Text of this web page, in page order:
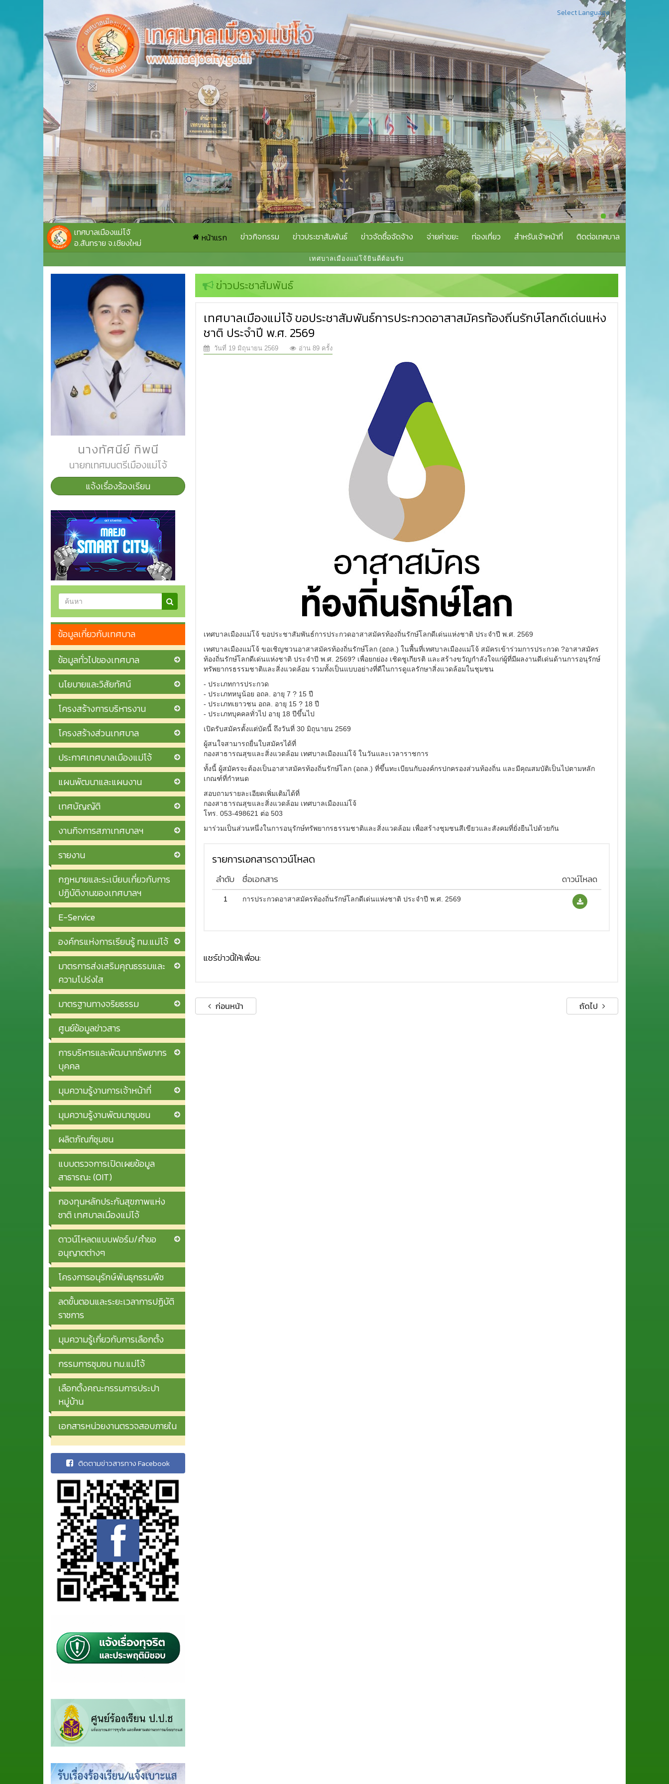
เทศบาลเมืองแม่โจ้
อ.สันทราย จ.เชียงใหม่
หน้าแรก ข่าวกิจกรรม ข่าวประชาสัมพันธ์ ข่าวจัดซื้อจัดจ้าง จ่ายค่าขยะ ท่องเที่ยว สำหรับเจ้าหน้าที่ ติดต่อเทศบาล
เทศบาลเมืองแม่โจ้ยินดีต้อนรับ
Select Language▼
นางทัศนีย์ ทิพนี
นายกเทศมนตรีเมืองแม่โจ้
แจ้งเรื่องร้องเรียน
ข้อมูลเกี่ยวกับเทศบาล
ข้อมูลทั่วไปของเทศบาล
นโยบายและวิสัยทัศน์
โครงสร้างการบริหารงาน
โครงสร้างส่วนเทศบาล
ประกาศเทศบาลเมืองแม่โจ้
แผนพัฒนาและแผนงาน
เทศบัญญัติ
งานกิจการสภาเทศบาลฯ
รายงาน
กฎหมายและระเบียบเกี่ยวกับการ
ปฏิบัติงานของเทศบาลฯ
E-Service
องค์กรแห่งการเรียนรู้ ทม.แม่โจ้
มาตรการส่งเสริมคุณธรรมและ
ความโปร่งใส
มาตรฐานทางจริยธรรม
ศูนย์ข้อมูลข่าวสาร
การบริหารและพัฒนาทรัพยากร
บุคคล
มุมความรู้งานการเจ้าหน้าที่
มุมความรู้งานพัฒนาชุมชน
ผลิตภัณฑ์ชุมชน
แบบตรวจการเปิดเผยข้อมูล
สาธารณะ (OIT)
กองทุนหลักประกันสุขภาพแห่ง
ชาติ เทศบาลเมืองแม่โจ้
ดาวน์โหลดแบบฟอร์ม/คำขอ
อนุญาตต่างๆ
โครงการอนุรักษ์พันธุกรรมพืช
ลดขั้นตอนและระยะเวลาการปฏิบัติ
ราชการ
มุมความรู้เกี่ยวกับการเลือกตั้ง
กรรมการชุมชน ทม.แม่โจ้
เลือกตั้งคณะกรรมการประปา
หมู่บ้าน
เอกสารหน่วยงานตรวจสอบภายใน
ติดตามข่าวสารทาง Facebook
ข่าวประชาสัมพันธ์
เทศบาลเมืองแม่โจ้ ขอประชาสัมพันธ์การประกวดอาสาสมัครท้องถิ่นรักษ์โลกดีเด่นแห่ง
ชาติ ประจำปี พ.ศ. 2569
วันที่ 19 มิถุนายน 2569 อ่าน 89 ครั้ง
เทศบาลเมืองแม่โจ้ ขอประชาสัมพันธ์การประกวดอาสาสมัครท้องถิ่นรักษ์โลกดีเด่นแห่งชาติ ประจำปี พ.ศ. 2569
เทศบาลเมืองแม่โจ้ ขอเชิญชวนอาสาสมัครท้องถิ่นรักษ์โลก (อถล.) ในพื้นที่เทศบาลเมืองแม่โจ้ สมัครเข้าร่วมการประกวด ?อาสาสมัคร
ท้องถิ่นรักษ์โลกดีเด่นแห่งชาติ ประจำปี พ.ศ. 2569? เพื่อยกย่อง เชิดชูเกียรติ และสร้างขวัญกำลังใจแก่ผู้ที่มีผลงานดีเด่นด้านการอนุรักษ์
ทรัพยากรธรรมชาติและสิ่งแวดล้อม รวมทั้งเป็นแบบอย่างที่ดีในการดูแลรักษาสิ่งแวดล้อมในชุมชน
- ประเภทการประกวด
- ประเภทหนูน้อย อถล. อายุ 7 ? 15 ปี
- ประเภทเยาวชน อถล. อายุ 15 ? 18 ปี
- ประเภทบุคคลทั่วไป อายุ 18 ปีขึ้นไป
เปิดรับสมัครตั้งแต่บัดนี้ ถึงวันที่ 30 มิถุนายน 2569
ผู้สนใจสามารถยื่นใบสมัครได้ที่
กองสาธารณสุขและสิ่งแวดล้อม เทศบาลเมืองแม่โจ้ ในวันและเวลาราชการ
ทั้งนี้ ผู้สมัครจะต้องเป็นอาสาสมัครท้องถิ่นรักษ์โลก (อถล.) ที่ขึ้นทะเบียนกับองค์กรปกครองส่วนท้องถิ่น และมีคุณสมบัติเป็นไปตามหลัก
เกณฑ์ที่กำหนด
สอบถามรายละเอียดเพิ่มเติมได้ที่
กองสาธารณสุขและสิ่งแวดล้อม เทศบาลเมืองแม่โจ้
โทร. 053-498621 ต่อ 503
มาร่วมเป็นส่วนหนึ่งในการอนุรักษ์ทรัพยากรธรรมชาติและสิ่งแวดล้อม เพื่อสร้างชุมชนสีเขียวและสังคมที่ยั่งยืนไปด้วยกัน
รายการเอกสารดาวน์โหลด
ลำดับ ชื่อเอกสาร ดาวน์โหลด
1 การประกวดอาสาสมัครท้องถิ่นรักษ์โลกดีเด่นแห่งชาติ ประจำปี พ.ศ. 2569
แชร์ข่าวนี้ให้เพื่อน:
ก่อนหน้า ถัดไป